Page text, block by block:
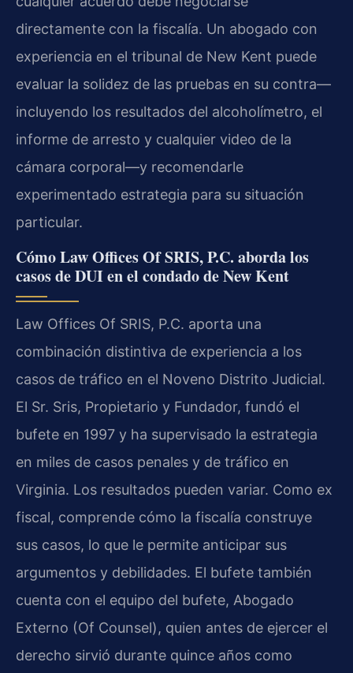
directamente con la fiscalía. Un abogado con
experiencia en el tribunal de New Kent puede
evaluar la solidez de las pruebas en su contra—
incluyendo los resultados del alcoholímetro, el
informe de arresto y cualquier video de la
cámara corporal—y recomendarle
experimentado estrategia para su situación
particular.
Cómo Law Offices Of SRIS, P.C. aborda los
casos de DUI en el condado de New Kent
Law Offices Of SRIS, P.C. aporta una
combinación distintiva de experiencia a los
casos de tráfico en el Noveno Distrito Judicial.
El Sr. Sris, Propietario y Fundador, fundó el
bufete en 1997 y ha supervisado la estrategia
en miles de casos penales y de tráfico en
Virginia. Los resultados pueden variar. Como ex
fiscal, comprende cómo la fiscalía construye
sus casos, lo que le permite anticipar sus
argumentos y debilidades. El bufete también
cuenta con el equipo del bufete, Abogado
Externo (Of Counsel), quien antes de ejercer el
derecho sirvió durante quince años como